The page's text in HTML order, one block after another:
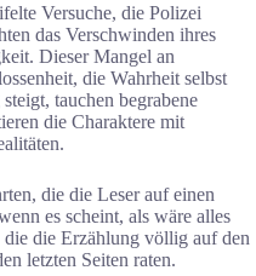
Versuche, die Polizei
das Verschwinden ihres
Dieser Mangel an
die Wahrheit selbst
tauchen begrabene
die Charaktere mit
die die Leser auf einen
es scheint, als wäre alles
die Erzählung völlig auf den
letzten Seiten raten.